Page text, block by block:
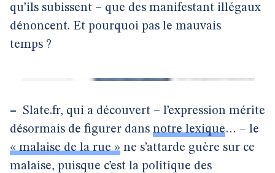
qu’ils subissent – que des manifestant illégaux
dénoncent. Et pourquoi pas le mauvais
temps ?
– Slate.fr, qui a découvert – l’expression mérite
désormais de figurer dans notre lexique… – le
« malaise de la rue » ne s’attarde guère sur ce
malaise, puisque c’est la politique des